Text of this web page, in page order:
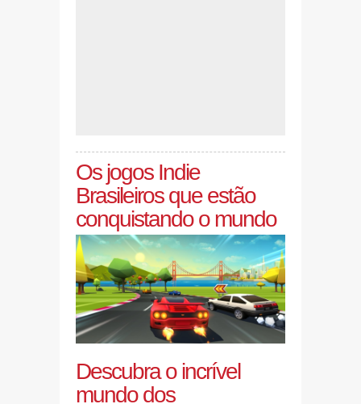
Os jogos Indie
Brasileiros que estão
conquistando o mundo
Descubra o incrível
mundo dos